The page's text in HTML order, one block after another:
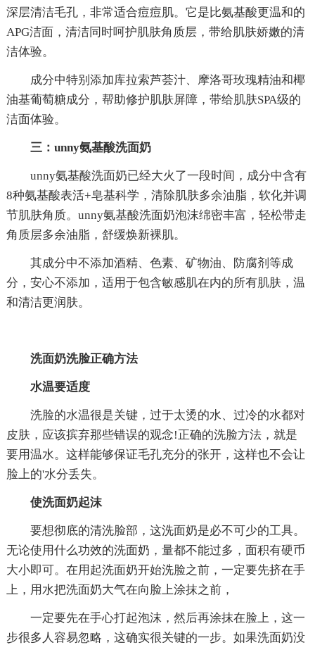
深层清洁毛孔，非常适合痘痘肌。它是比氨基酸更温和的
APG洁面，清洁同时呵护肌肤角质层，带给肌肤娇嫩的清
洁体验。
成分中特别添加库拉索芦荟汁、摩洛哥玫瑰精油和椰
油基葡萄糖成分，帮助修护肌肤屏障，带给肌肤SPA级的
洁面体验。
三：unny氨基酸洗面奶
unny氨基酸洗面奶已经大火了一段时间，成分中含有
8种氨基酸表活+皂基科学，清除肌肤多余油脂，软化并调
节肌肤角质。unny氨基酸洗面奶泡沫绵密丰富，轻松带走
角质层多余油脂，舒缓焕新裸肌。
其成分中不添加酒精、色素、矿物油、防腐剂等成
分，安心不添加，适用于包含敏感肌在内的所有肌肤，温
和清洁更润肤。
洗面奶洗脸正确方法
水温要适度
洗脸的水温很是关键，过于太烫的水、过冷的水都对
皮肤，应该摈弃那些错误的观念!正确的洗脸方法，就是
要用温水。这样能够保证毛孔充分的张开，这样也不会让
脸上的'水分丢失。
使洗面奶起沫
要想彻底的清洗脸部，这洗面奶是必不可少的工具。
无论使用什么功效的洗面奶，量都不能过多，面积有硬币
大小即可。在用起洗面奶开始洗脸之前，一定要先挤在手
上，用水把洗面奶大气在向脸上涂抹之前，
一定要先在手心打起泡沫，然后再涂抹在脸上，这一
步很多人容易忽略，这确实很关键的一步。如果洗面奶没